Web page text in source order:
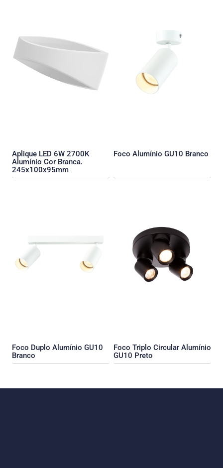
Aplique LED 6W 2700K
Alumínio Cor Branca.
245x100x95mm
Foco Alumínio GU10 Branco
Foco Duplo Alumínio GU10
Branco
Foco Triplo Circular Alumínio
GU10 Preto